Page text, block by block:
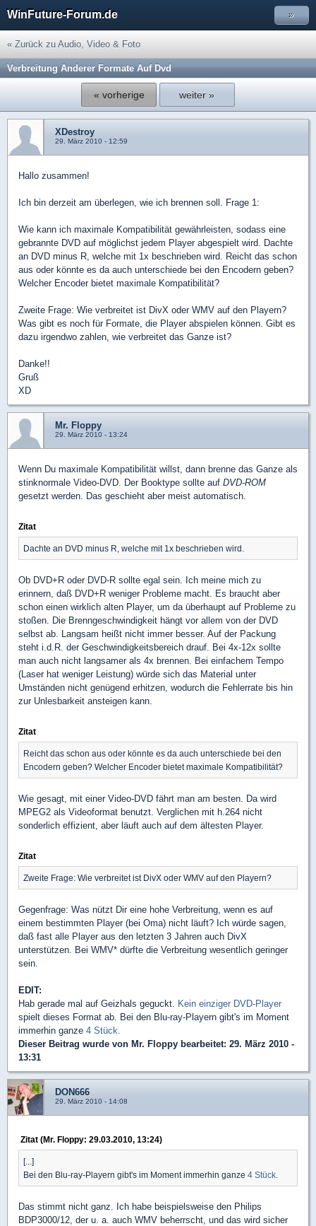
WinFuture-Forum.de »
« Zurück zu Audio, Video & Foto
Verbreitung Anderer Formate Auf Dvd
« vorherige weiter »
XDestroy
29. März 2010 - 12:59
Hallo zusammen!
Ich bin derzeit am überlegen, wie ich brennen soll. Frage 1:
Wie kann ich maximale Kompatibilität gewährleisten, sodass eine
gebrannte DVD auf möglichst jedem Player abgespielt wird. Dachte
an DVD minus R, welche mit 1x beschrieben wird. Reicht das schon
aus oder könnte es da auch unterschiede bei den Encodern geben?
Welcher Encoder bietet maximale Kompatibilität?
Zweite Frage: Wie verbreitet ist DivX oder WMV auf den Playern?
Was gibt es noch für Formate, die Player abspielen können. Gibt es
dazu irgendwo zahlen, wie verbreitet das Ganze ist?
Danke!!
Gruß
XD
Mr. Floppy
29. März 2010 - 13:24
Wenn Du maximale Kompatibilität willst, dann brenne das Ganze als
stinknormale Video-DVD. Der Booktype sollte auf DVD-ROM
gesetzt werden. Das geschieht aber meist automatisch.
Zitat
Dachte an DVD minus R, welche mit 1x beschrieben wird.
Ob DVD+R oder DVD-R sollte egal sein. Ich meine mich zu
erinnern, daß DVD+R weniger Probleme macht. Es braucht aber
schon einen wirklich alten Player, um da überhaupt auf Probleme zu
stoßen. Die Brenngeschwindigkeit hängt vor allem von der DVD
selbst ab. Langsam heißt nicht immer besser. Auf der Packung
steht i.d.R. der Geschwindigkeitsbereich drauf. Bei 4x-12x sollte
man auch nicht langsamer als 4x brennen. Bei einfachem Tempo
(Laser hat weniger Leistung) würde sich das Material unter
Umständen nicht genügend erhitzen, wodurch die Fehlerrate bis hin
zur Unlesbarkeit ansteigen kann.
Zitat
Reicht das schon aus oder könnte es da auch unterschiede bei den
Encodern geben? Welcher Encoder bietet maximale Kompatibilität?
Wie gesagt, mit einer Video-DVD fährt man am besten. Da wird
MPEG2 als Videoformat benutzt. Verglichen mit h.264 nicht
sonderlich effizient, aber läuft auch auf dem ältesten Player.
Zitat
Zweite Frage: Wie verbreitet ist DivX oder WMV auf den Playern?
Gegenfrage: Was nützt Dir eine hohe Verbreitung, wenn es auf
einem bestimmten Player (bei Oma) nicht läuft? Ich würde sagen,
daß fast alle Player aus den letzten 3 Jahren auch DivX
unterstützen. Bei WMV* dürfte die Verbreitung wesentlich geringer
sein.
EDIT:
Hab gerade mal auf Geizhals geguckt. Kein einziger DVD-Player
spielt dieses Format ab. Bei den Blu-ray-Playern gibt's im Moment
immerhin ganze 4 Stück.
Dieser Beitrag wurde von Mr. Floppy bearbeitet: 29. März 2010 -
13:31
DON666
29. März 2010 - 14:08
Zitat (Mr. Floppy: 29.03.2010, 13:24)
[...]
Bei den Blu-ray-Playern gibt's im Moment immerhin ganze 4 Stück
Das stimmt nicht ganz. Ich habe beispielsweise den Philips
BDP3000/12, der u. a. auch WMV beherrscht, und das wird sicher